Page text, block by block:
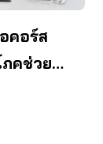
คอร์ส
คช่วย